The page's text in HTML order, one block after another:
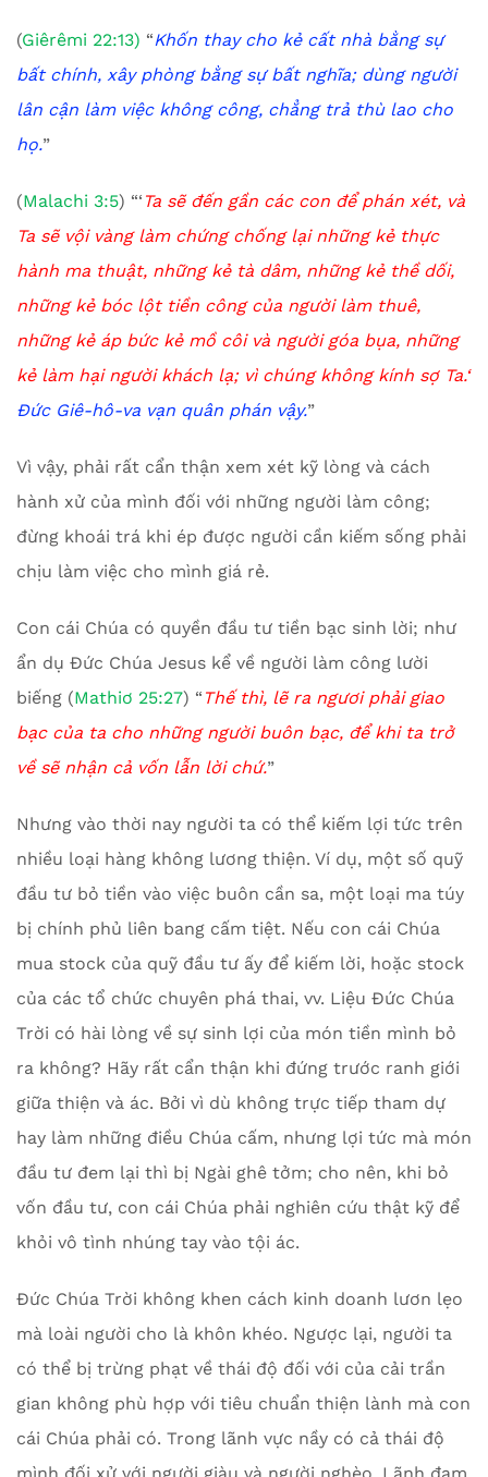
(Giêrêmi 22:13) “Khốn thay cho kẻ cất nhà bằng sự
bất chính, xây phòng bằng sự bất nghĩa; dùng người
lân cận làm việc không công, chẳng trả thù lao cho
họ.”
(Malachi 3:5) “‘ Ta sẽ đến gần các con để phán xét, và
Ta sẽ vội vàng làm chứng chống lại những kẻ thực
hành ma thuật, những kẻ tà dâm, những kẻ thề dối,
những kẻ bóc lột tiền công của người làm thuê,
những kẻ áp bức kẻ mồ côi và người góa bụa, những
kẻ làm hại người khách lạ; vì chúng không kính sợ Ta.‘
Đức Giê-hô-va vạn quân phán vậy.”
Vì vậy, phải rất cẩn thận xem xét kỹ lòng và cách
hành xử của mình đối với những người làm công;
đừng khoái trá khi ép được người cần kiếm sống phải
chịu làm việc cho mình giá rẻ.
Con cái Chúa có quyền đầu tư tiền bạc sinh lời; như
ẩn dụ Đức Chúa Jesus kể về người làm công lười
biếng (Mathiơ 25:27) “ Thế thì, lẽ ra ngươi phải giao
bạc của ta cho những người buôn bạc, để khi ta trở
về sẽ nhận cả vốn lẫn lời chứ.”
Nhưng vào thời nay người ta có thể kiếm lợi tức trên
nhiều loại hàng không lương thiện. Ví dụ, một số quỹ
đầu tư bỏ tiền vào việc buôn cần sa, một loại ma túy
bị chính phủ liên bang cấm tiệt. Nếu con cái Chúa
mua stock của quỹ đầu tư ấy để kiếm lời, hoặc stock
của các tổ chức chuyên phá thai, vv. Liệu Đức Chúa
Trời có hài lòng về sự sinh lợi của món tiền mình bỏ
ra không? Hãy rất cẩn thận khi đứng trước ranh giới
giữa thiện và ác. Bởi vì dù không trực tiếp tham dự
hay làm những điều Chúa cấm, nhưng lợi tức mà món
đầu tư đem lại thì bị Ngài ghê tởm; cho nên, khi bỏ
vốn đầu tư, con cái Chúa phải nghiên cứu thật kỹ để
khỏi vô tình nhúng tay vào tội ác.
Đức Chúa Trời không khen cách kinh doanh lươn lẹo
mà loài người cho là khôn khéo. Ngược lại, người ta
có thể bị trừng phạt về thái độ đối với của cải trần
gian không phù hợp với tiêu chuẩn thiện lành mà con
cái Chúa phải có. Trong lãnh vực nầy có cả thái độ